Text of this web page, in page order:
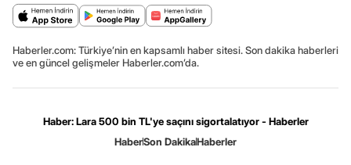
Haberler.com: Türkiye’nin en kapsamlı haber sitesi. Son dakika haberleri
ve en güncel gelişmeler Haberler.com’da.
Haber: Lara 500 bin TL'ye saçını sigortalatıyor - Haberler
HaberSon DakikaHaberler